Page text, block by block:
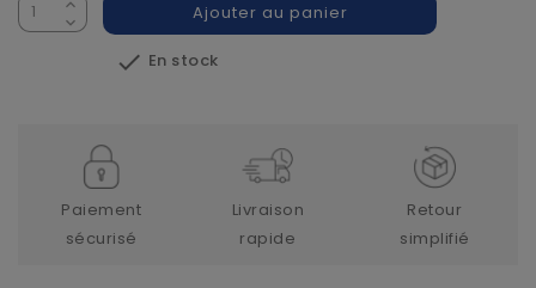
Ajouter au panier
 En stock
Paiement
sécurisé
Livraison
rapide
Retour
simplifié